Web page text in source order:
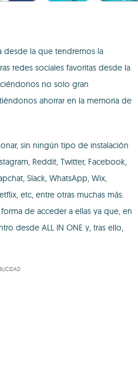
desde la que tendremos la
redes sociales favoritas desde la
no solo gran
ahorrar en la memoria de
sin ningún tipo de instalación
Reddit, Twitter, Facebook,
Slack, WhatsApp, Wix,
etc, entre otras muchas más.
de acceder a ellas ya que, en
desde ALL IN ONE y, tras ello,